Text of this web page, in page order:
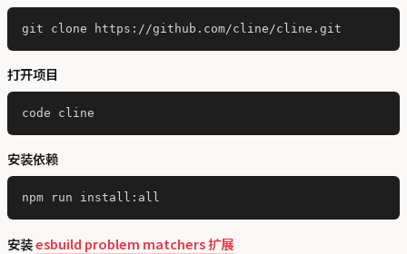
打开项目
安装依赖
安装esbuild problem matchers 扩展